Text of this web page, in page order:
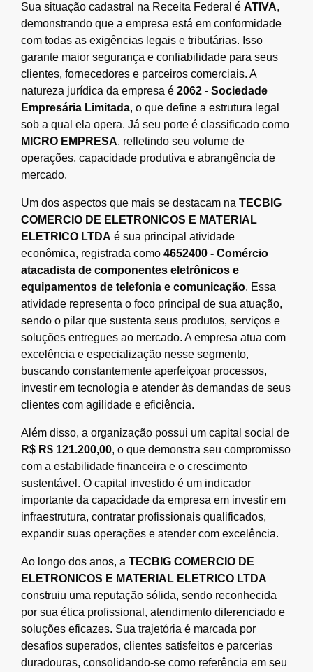
Sua situação cadastral na Receita Federal é ATIVA,
demonstrando que a empresa está em conformidade
com todas as exigências legais e tributárias. Isso
garante maior segurança e confiabilidade para seus
clientes, fornecedores e parceiros comerciais. A
natureza jurídica da empresa é 2062 - Sociedade
Empresária Limitada, o que define a estrutura legal
sob a qual ela opera. Já seu porte é classificado como
MICRO EMPRESA, refletindo seu volume de
operações, capacidade produtiva e abrangência de
mercado.
Um dos aspectos que mais se destacam na TECBIG
COMERCIO DE ELETRONICOS E MATERIAL
ELETRICO LTDA é sua principal atividade
econômica, registrada como 4652400 - Comércio
atacadista de componentes eletrônicos e
equipamentos de telefonia e comunicação. Essa
atividade representa o foco principal de sua atuação,
sendo o pilar que sustenta seus produtos, serviços e
soluções entregues ao mercado. A empresa atua com
excelência e especialização nesse segmento,
buscando constantemente aperfeiçoar processos,
investir em tecnologia e atender às demandas de seus
clientes com agilidade e eficiência.
Além disso, a organização possui um capital social de
R$ R$ 121.200,00, o que demonstra seu compromisso
com a estabilidade financeira e o crescimento
sustentável. O capital investido é um indicador
importante da capacidade da empresa em investir em
infraestrutura, contratar profissionais qualificados,
expandir suas operações e atender com excelência.
Ao longo dos anos, a TECBIG COMERCIO DE
ELETRONICOS E MATERIAL ELETRICO LTDA
construiu uma reputação sólida, sendo reconhecida
por sua ética profissional, atendimento diferenciado e
soluções eficazes. Sua trajetória é marcada por
desafios superados, clientes satisfeitos e parcerias
duradouras, consolidando-se como referência em seu